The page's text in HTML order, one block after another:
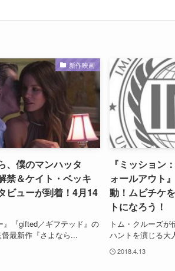
新作映画
、僕のマンハッタ
禁＆ケイト・ベッキ
ビューが到着！4月14
』『gifted／ギフテッド』の
最新作『さよなら...
『ミッション
ォールアウト
動！ムビチケ
トになろう！
トム・クルーズが
ハントを演じる大
2018.4.13